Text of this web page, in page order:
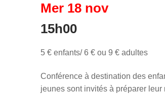
Mer 18 nov
15h00
5 € enfants/ 6 € ou 9 € adultes
Conférence à destination des
jeunes sont invités à préparer